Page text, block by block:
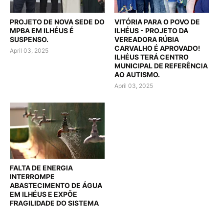
PROJETO DE NOVA SEDE DO
MPBA EM ILHÉUS É
SUSPENSO.
April 03, 2025
VITÓRIA PARA O POVO DE
ILHÉUS - PROJETO DA
VEREADORA RÚBIA
CARVALHO É APROVADO!
ILHÉUS TERÁ CENTRO
MUNICIPAL DE REFERÊNCIA
AO AUTISMO.
April 03, 2025
FALTA DE ENERGIA
INTERROMPE
ABASTECIMENTO DE ÁGUA
EM ILHÉUS E EXPÕE
FRAGILIDADE DO SISTEMA